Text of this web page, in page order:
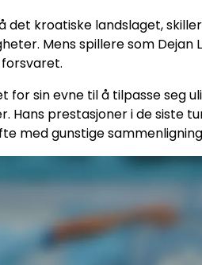
kroatiske landslaget,
Mens spillere som
sin evne til å tilpasse seg
prestasjoner i de siste
med gunstige